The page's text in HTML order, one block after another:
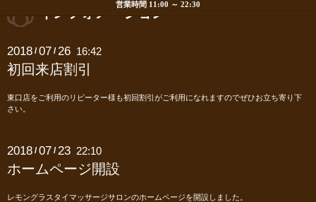
営業時間 11:00 ～ 22:30
インフォメーション
2018 /07 / 26 16:42
初回来店割引
東口店をご利用のリピーター様も初回割引がご利用になれますのでぜひお立ち寄り下
さい。
2018 /07 / 23 22:10
ホームページ開設
レモングラスタイマッサージサロンのホームページを開設しました。